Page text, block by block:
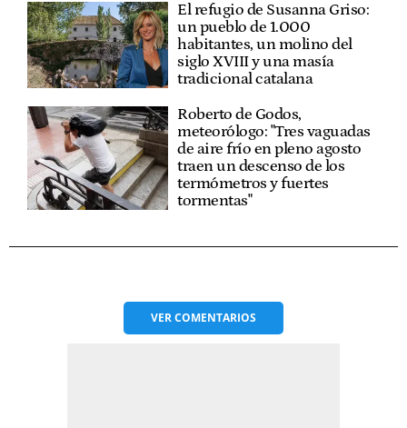
El refugio de Susanna Griso:
un pueblo de 1.000
habitantes, un molino del
siglo XVIII y una masía
tradicional catalana
Roberto de Godos,
meteorólogo: "Tres vaguadas
de aire frío en pleno agosto
traen un descenso de los
termómetros y fuertes
tormentas"
VERCOMENTARIOS